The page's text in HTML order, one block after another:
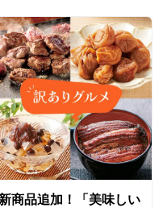
新商品追加！「美味しい